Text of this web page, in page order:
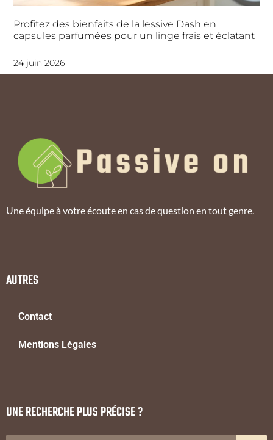
Profitez des bienfaits de la lessive Dash en
capsules parfumées pour un linge frais et éclatant
24 juin 2026
Une équipe à votre écoute en cas de question en tout genre.
AUTRES
Contact
Mentions Légales
UNE RECHERCHE PLUS PRÉCISE ?